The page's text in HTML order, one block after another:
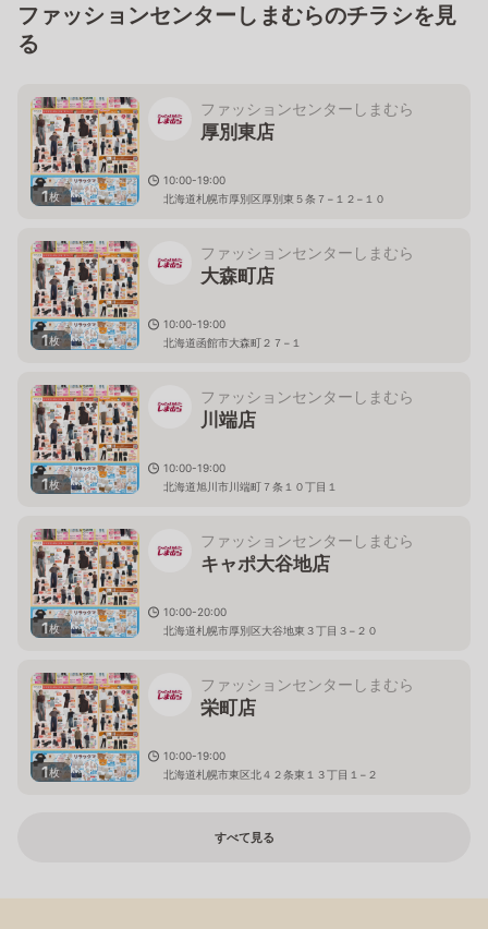
ファッションセンターしまむらのチラシを見
る
1枚
ファッションセンターしまむら
厚別東店
10:00-19:00
北海道札幌市厚別区厚別東５条７−１２−１０
1枚
ファッションセンターしまむら
大森町店
10:00-19:00
北海道函館市大森町２７−１
1枚
ファッションセンターしまむら
川端店
10:00-19:00
北海道旭川市川端町７条１０丁目１
1枚
ファッションセンターしまむら
キャポ大谷地店
10:00-20:00
北海道札幌市厚別区大谷地東３丁目３−２０
1枚
ファッションセンターしまむら
栄町店
10:00-19:00
北海道札幌市東区北４２条東１３丁目１−２
すべて見る